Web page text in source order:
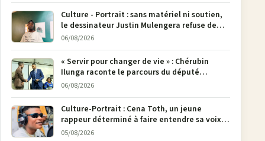
Culture - Portrait : sans matériel ni soutien,
le dessinateur Justin Mulengera refuse de
poser son crayon
06/08/2026
« Servir pour changer de vie » : Chérubin
Ilunga raconte le parcours du député
national Jethro Muyombi Tshimbu en 137
06/08/2026
Culture-Portrait : Cena Toth, un jeune
rappeur déterminé à faire entendre sa voix à
Bunia
05/08/2026